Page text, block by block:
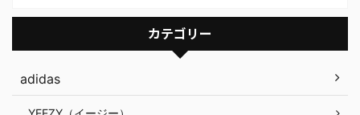
カテゴリー
adidas